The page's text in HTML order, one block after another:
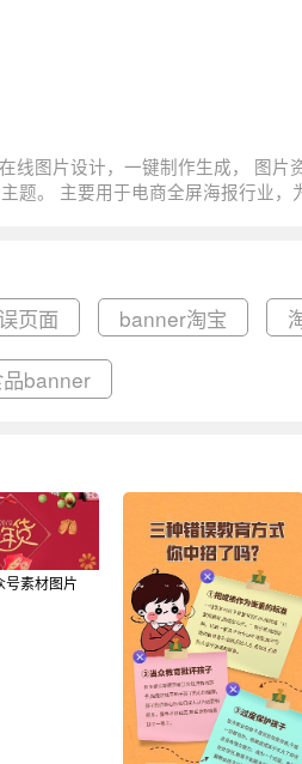
传的作品。 图片11111111111111111111111尺寸900x383像素分辨率
72DPI， 错误淘宝banner图属于1, 11主
页面 banner淘宝
banner
号素材图片